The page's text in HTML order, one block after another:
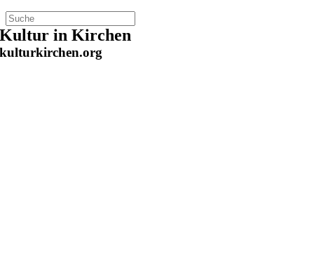
Zum
Inhalt
springen
Kultur in Kirchen
kulturkirchen.org